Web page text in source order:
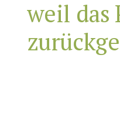
weil das